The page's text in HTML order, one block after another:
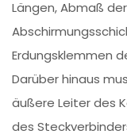
Längen, Abmaß
Erdungsklemmen
Darüber hinaus
äußere Leiter des
des